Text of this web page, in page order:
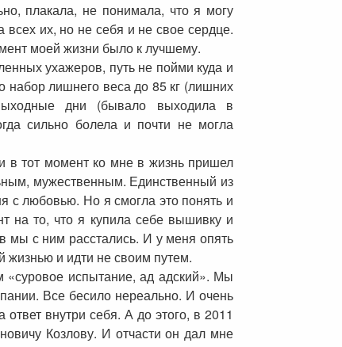
плакала, не понимала, что я могу
всех их, но не себя и не свое сердце.
моей жизни было к лучшему.
ухажеров, путь не пойми куда и
набор лишнего веса до 85 кг (лишних
дни (бывало выходила в
сильно болела и почти не могла
в тот момент ко мне в жизнь пришел
мужественным. Единственный из
с любовью. Но я смогла это понять и
на то, что я купила себе вышивку и
мы с ним расстались. И у меня опять
и идти не своим путем.
«суровое испытание, ад адский». Мы
Все бесило нереально. И очень
внутри себя. А до этого, в 2011
Козлову. И отчасти он дал мне